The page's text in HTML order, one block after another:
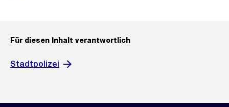
Für diesen Inhalt verantwortlich
Stadtpolizei